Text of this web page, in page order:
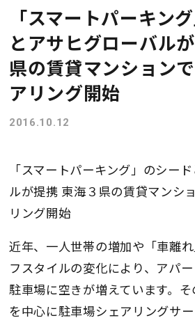
「スマートパーキン
とアサヒグローバル
県の賃貸マンション
アリング開始
2016.10.12
「スマートパーキング」のシー
ルが提携 東海３県の賃貸マンシ
リング開始
近年、一人世帯の増加や「車離
フスタイルの変化により、アパ
駐車場に空きが増えています。
を中心に駐車場シェアリングサ